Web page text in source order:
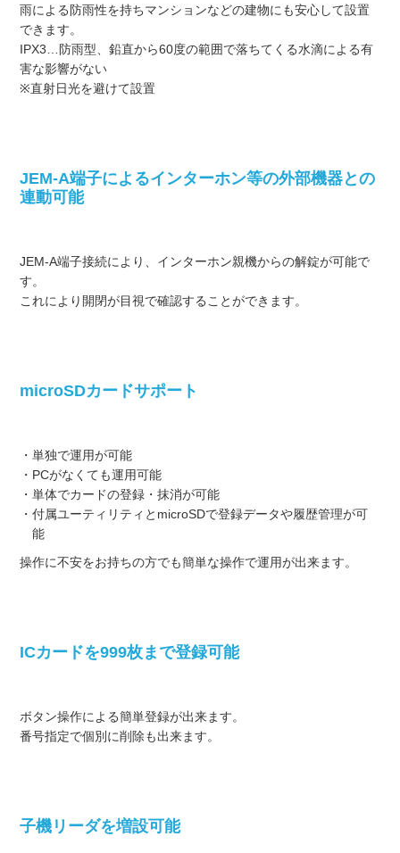
雨による防雨性を持ちマンションなどの建物にも安心して設置
できます。
IPX3…防雨型、鉛直から60度の範囲で落ちてくる水滴による有
害な影響がない
※直射日光を避けて設置
JEM-A端子によるインターホン等の外部機器との
連動可能
JEM-A端子接続により、インターホン親機からの解錠が可能で
す。
これにより開閉が目視で確認することができます。
microSDカードサポート
・単独で運用が可能
・PCがなくても運用可能
・単体でカードの登録・抹消が可能
・付属ユーティリティとmicroSDで登録データや履歴管理が可
能
操作に不安をお持ちの方でも簡単な操作で運用が出来ます。
ICカードを999枚まで登録可能
ボタン操作による簡単登録が出来ます。
番号指定で個別に削除も出来ます。
子機リーダを増設可能